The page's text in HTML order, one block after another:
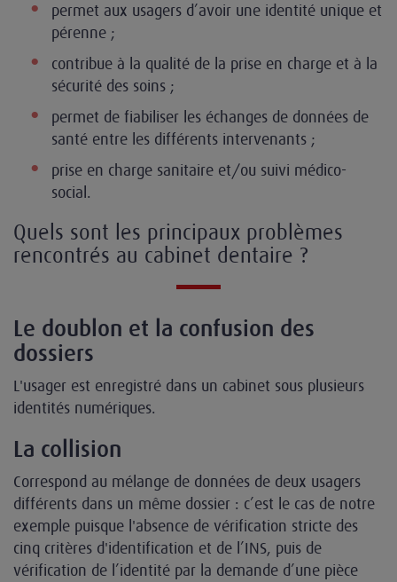
permet aux usagers d’avoir une identité unique et
pérenne ;
contribue à la qualité de la prise en charge et à la
sécurité des soins ;
permet de fiabiliser les échanges de données de
santé entre les différents intervenants ;
prise en charge sanitaire et/ou suivi médico-
social.
Quels sont les principaux problèmes
rencontrés au cabinet dentaire ?
Le doublon et la confusion des
dossiers
L'usager est enregistré dans un cabinet sous plusieurs
identités numériques.
La collision
Correspond au mélange de données de deux usagers
différents dans un même dossier : c’est le cas de notre
exemple puisque l'absence de vérification stricte des
cinq critères d'identification et de l’INS, puis de
vérification de l’identité par la demande d’une pièce